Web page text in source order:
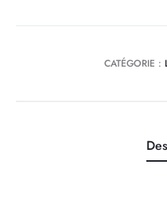
CATÉGORIE :